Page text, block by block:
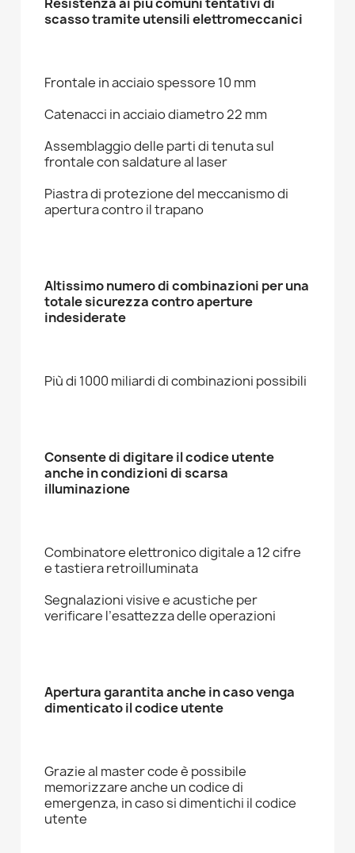
scasso tramite utensili elettromeccanici
Frontale in acciaio spessore 10 mm
Catenacci in acciaio diametro 22 mm
Assemblaggio delle parti di tenuta sul
frontale con saldature al laser
Piastra di protezione del meccanismo di
apertura contro il trapano
Altissimo numero di combinazioni per una
totale sicurezza contro aperture
indesiderate
Più di 1000 miliardi di combinazioni possibili
Consente di digitare il codice utente
anche in condizioni di scarsa
illuminazione
Combinatore elettronico digitale a 12 cifre
e tastiera retroilluminata
Segnalazioni visive e acustiche per
verificare l’esattezza delle operazioni
Apertura garantita anche in caso venga
dimenticato il codice utente
Grazie al master code è possibile
memorizzare anche un codice di
emergenza, in caso si dimentichi il codice
utente